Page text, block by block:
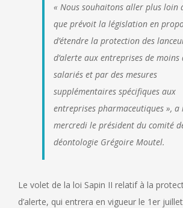
« Nous souhaitons aller plus loin
que prévoit la législation en
d’étendre la protection des
d’alerte aux entreprises de moins
salariés et par des mesures
supplémentaires spécifiques aux
entreprises pharmaceutiques », a
mercredi le président du comité
déontologie Grégoire Moutel.
Le volet de la loi Sapin II relatif à la
d’alerte, qui entrera en vigueur le 1er